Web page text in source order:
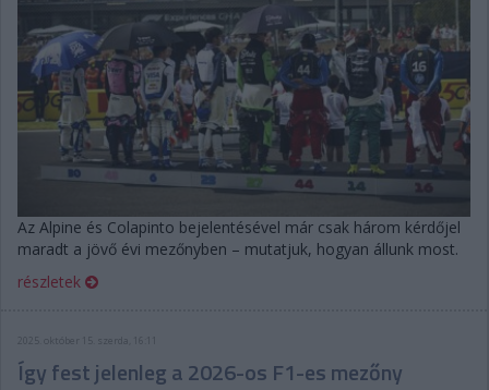
Az Alpine és Colapinto bejelentésével már csak három kérdőjel
maradt a jövő évi mezőnyben – mutatjuk, hogyan állunk most.
részletek
2025. október 15. szerda, 16:11
Így fest jelenleg a 2026-os F1-es mezőny